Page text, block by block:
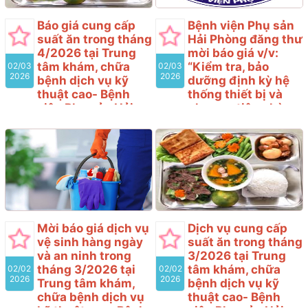
khảo xây dựng giá gói
thầu, làm cơ sở tổ chức
lựa chọn nhà thầu cho gói
thầu “Dịch vụ vệ sinh hàng
ngày và an ninh trong
tháng 4/2026 tại Trung
tâm khám, chữa bệnh dịch
vụ kỹ thuật cao- Bệnh
với nội dung cụ thể như
sau
02/03
2026
Báo giá cung cấp
suất ăn trong tháng
4/2026 tại Trung
tâm khám, chữa
bệnh dịch vụ kỹ
thuật cao- Bệnh
viện Phụ sản Hải
Bệnh viện Phụ sản Hải
Phòng có nhu cầu tiếp
nhận báo giá để tham
khảo xây dựng giá gói
thầu, làm cơ sở tổ chức
lựa chọn nhà thầu cho gói
thầu “Dịch vụ cung cấp
suất ăn trong tháng
4/2026 tại Trung tâm
khám, chữa bệnh dịch vụ
kỹ thuật cao- Bệnh viện
Phụ sản Hải Phòng” với
nội dung cụ thể như sau
02/03
2026
Bệnh viện Phụ sản
Hải Phòng đăng thư
mời báo giá v/v:
“Kiểm tra, bảo
dưỡng định kỳ hệ
thống thiết bị và
phương tiện phòng
cứu nạn, cứu hộ
thuộc các tòa nhà
của Bệnh viện Phụ
Sản Hải Phòng”
Bệnh viện Phụ sản Hải
Phòng có nhu cầu tiếp
nhận báo giá để tham
khảo xây dựng giá gói
thầu, làm cơ sở tổ chức
lựa chọn nhà thầu cho gói
thầu “Kiểm tra, bảo dưỡng
định kỳ hệ thống thiết bị
và phương tiện phòng
02/02
2026
Mời báo giá dịch vụ
vệ sinh hàng ngày
và an ninh trong
tháng 3/2026 tại
Trung tâm khám,
chữa bệnh dịch vụ
02/02
2026
Dịch vụ cung cấp
suất ăn trong tháng
3/2026 tại Trung
tâm khám, chữa
bệnh dịch vụ kỹ
thuật cao- Bệnh